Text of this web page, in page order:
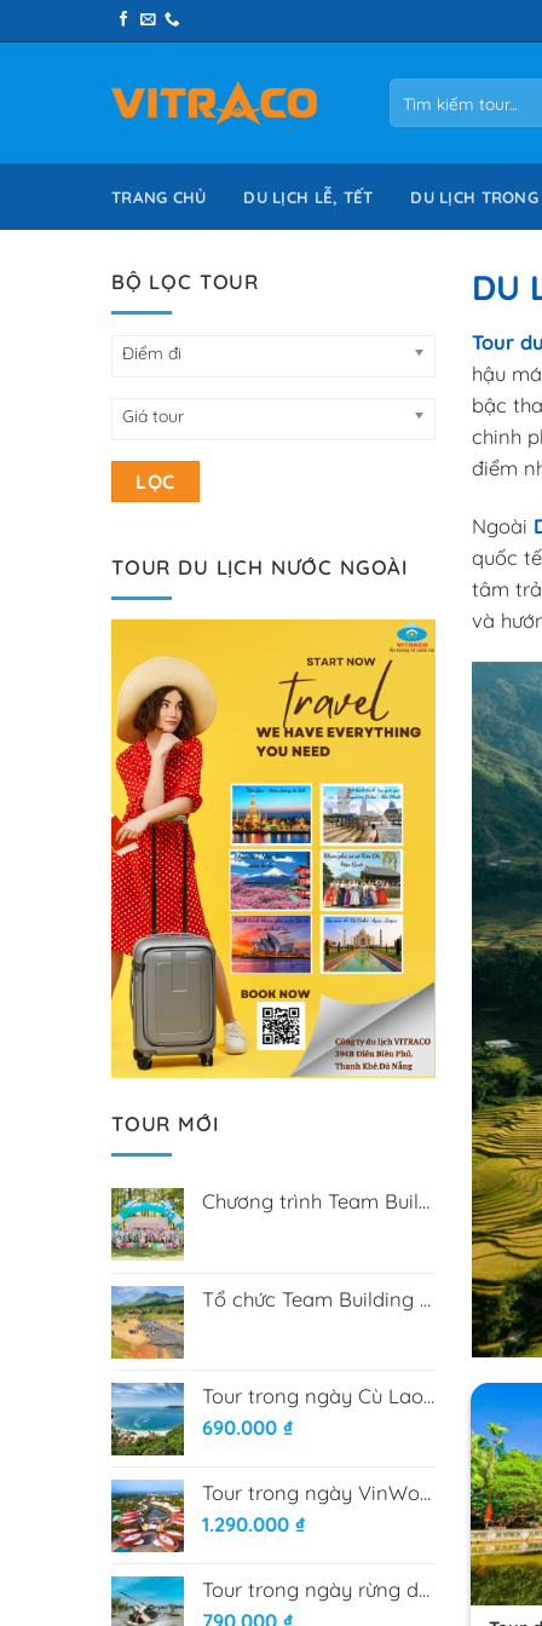
to
kiếm:
TRANG CHỦ DU LỊCH LỄ, TẾT DU LỊCH TRONG
BỘ LỌC TOUR
Điểm đi
Giá tour
LỌC
TOUR DU LỊCH NƯỚC NGOÀI
TOUR MỚI
Chương trình Team Building tại Hòa Phú Thành
Tổ chức Team Building tại Bana Rita Farm
Tour trong ngày Cù Lao Chàm từ Đà Nẵng
690.000 ₫
Tour trong ngày VinWonder Nam Hội An
1.290.000 ₫
Tour trong ngày rừng dừa Bảy mẫu - Phố cổ Hội An
790.000 ₫
DU
Tour
hậu
bậc
chinh
điểm
Ngoài
quốc
tâm
và